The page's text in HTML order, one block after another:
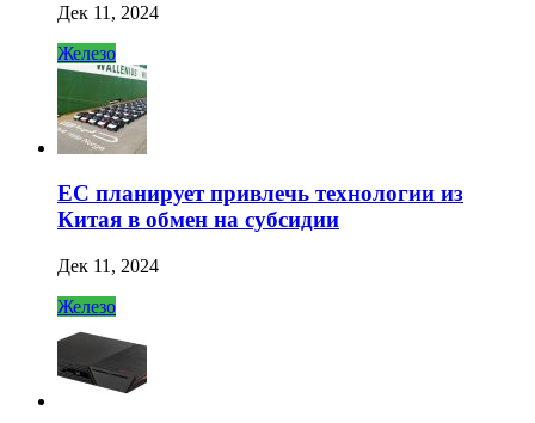
Дек 11, 2024
Железо
ЕС планирует привлечь технологии из
Китая в обмен на субсидии
Дек 11, 2024
Железо